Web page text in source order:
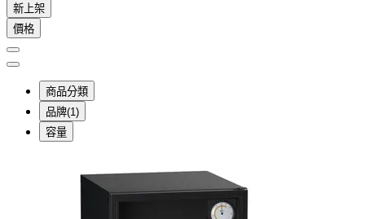
新上架
價格
商品分類
品牌(1)
容量